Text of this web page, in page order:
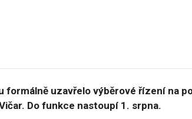
formálně uzavřelo výběrové řízení na
Do funkce nastoupí 1. srpna.